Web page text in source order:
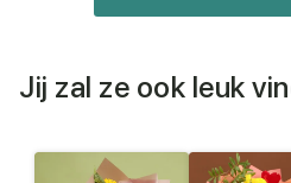
Jij zal ze ook leuk